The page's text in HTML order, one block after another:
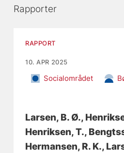
Rapporter
RAPPORT
10. APR 2025
Socialområdet
Larsen, B. Ø.,
Henriksen, T.,
Hermansen, R. K.,